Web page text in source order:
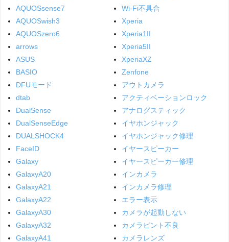
AQUOSsense7
AQUOSwish3
AQUOSzero6
arrows
ASUS
BASIO
DFUモード
dtab
DualSense
DualSenseEdge
DUALSHOCK4
FaceID
Galaxy
GalaxyA20
GalaxyA21
GalaxyA22
GalaxyA30
GalaxyA32
GalaxyA41
Wi-Fi不具合
Xperia
Xperia1II
Xperia5II
XperiaXZ
Zenfone
アウトカメラ
アクティベーションロック
アナログスティック
イヤホンジャック
イヤホンジャック修理
イヤースピーカー
イヤースピーカー修理
インカメラ
インカメラ修理
エラー表示
カメラが起動しない
カメラピント不良
カメラレンズ